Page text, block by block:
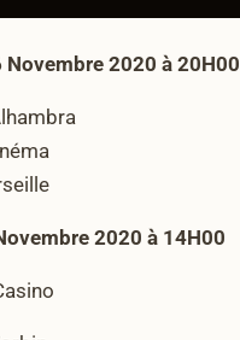
Novembre 2020 à 20H00
2020 à 14H00